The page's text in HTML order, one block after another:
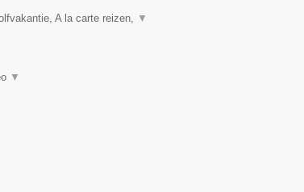
A la carte reizen, ▼
▼